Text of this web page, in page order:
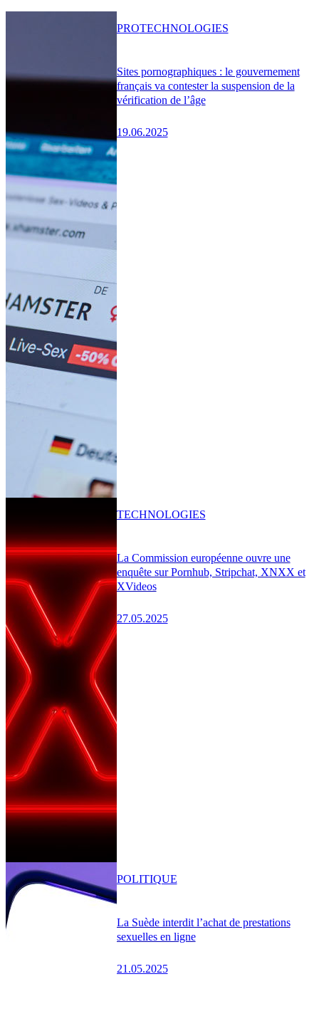
Sites pornographiques : le gouvernement
français va contester la suspension de la
vérification de l’âge
19.06.2025
PROTECHNOLOGIES
La Commission européenne ouvre une
enquête sur Pornhub, Stripchat, XNXX et
XVideos
27.05.2025
TECHNOLOGIES
La Suède interdit l’achat de prestations
sexuelles en ligne
21.05.2025
POLITIQUE